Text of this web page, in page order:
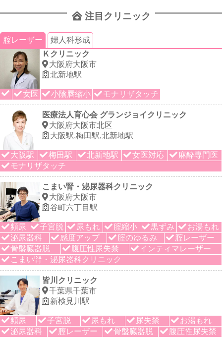
注目クリニック
腟レーザー
婦人科形成
Ｋクリニック
大阪府大阪市
北新地駅
女医 小陰唇縮小 モナリザタッチ
医療法人育心会 グランジョイクリニック
大阪府大阪市北区
大阪駅,梅田駅,北新地駅
大阪駅 梅田駅 北新地駅 女医対応
麻酔専門医
モナリザタッチ
こまい腎・泌尿器科クリニック
大阪府大阪市
谷町六丁目駅
頻尿 子宮脱 尿もれ 腟縮小 黒ずみ
お湯もれ
泌尿器科
感度アップ 腟のゆるみ
腟レーザー
骨盤臓器脱
腹圧性尿失禁
インティマレーザー
こまい腎・泌尿器科クリニック
皆川クリニック
千葉県千葉市
新検見川駅
頻尿 子宮脱 尿もれ 尿失禁
お湯もれ
泌尿器科
膣レーザー 骨盤臓器脱
腹圧性尿失禁